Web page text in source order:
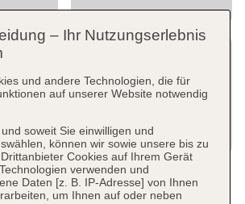
– Ihr Nutzungserlebnis
und andere Technologien, die für
auf unserer Website notwendig
soweit Sie einwilligen und
können wir sowie unsere bis zu
Cookies auf Ihrem Gerät
verwenden und
Daten [z. B. IP-Adresse] von Ihnen
um Ihnen auf oder neben